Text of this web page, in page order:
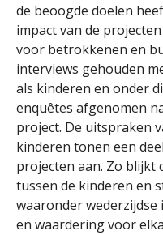
de beoogde doelen
impact van de
voor betrokkenen en
interviews gehouden
als kinderen en onder
enquêtes afgenomen
project. De uitspraken
kinderen tonen een
projecten aan. Zo blijkt
tussen de kinderen en
waaronder
en waardering voor